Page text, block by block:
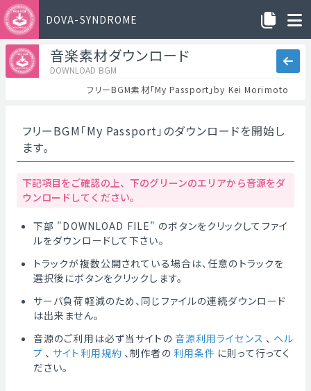
DOVA-SYNDROME
音楽素材ダウンロード
DOWNLOAD BGM
フリーBGM素材「My Passport」by Kei Morimoto
フリーBGM「My Passport」のダウンロードを開始し
ます。
下記項目をご確認の上、下のグリーンのエリアから音源をダ
ウンロードしてください。
下部 "DOWNLOAD FILE" のボタンをクリックしてファイ
ルをダウンロードして下さい。
トラックが複数公開されている場合は、任意のトラックを
選択後にボタンをクリックします。
サーバ負荷軽減のため、同じファイルの連続ダウンロード
は出来ません。
音源のご利用は必ず当サイトの 音源利用ライセンス 、 ヘル
プ 、 サイト利用規約 、制作者の 利用条件 に則って行ってく
ださい。